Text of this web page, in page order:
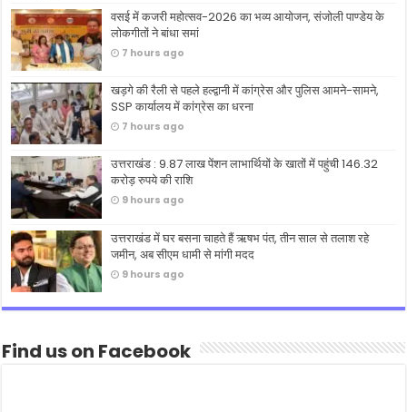
वसई में कजरी महोत्सव-2026 का भव्य आयोजन, संजोली पाण्डेय के
लोकगीतों ने बांधा समां
7 hours ago
खड़गे की रैली से पहले हल्द्वानी में कांग्रेस और पुलिस आमने-सामने,
SSP कार्यालय में कांग्रेस का धरना
7 hours ago
उत्तराखंड : 9.87 लाख पेंशन लाभार्थियों के खातों में पहुंची 146.32
करोड़ रुपये की राशि
9 hours ago
उत्तराखंड में घर बसना चाहते हैं ऋषभ पंत, तीन साल से तलाश रहे
जमीन, अब सीएम धामी से मांगी मदद
9 hours ago
Find us on Facebook